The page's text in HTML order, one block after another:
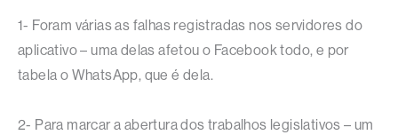
1- Foram várias as falhas registradas nos servidores do
aplicativo – uma delas afetou o Facebook todo, e por
tabela o WhatsApp, que é dela.
2- Para marcar a abertura dos trabalhos legislativos – um